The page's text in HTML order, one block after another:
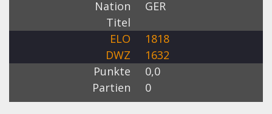
Nation
GER
Titel
ELO
1818
DWZ
1632
Punkte
0,0
Partien
0